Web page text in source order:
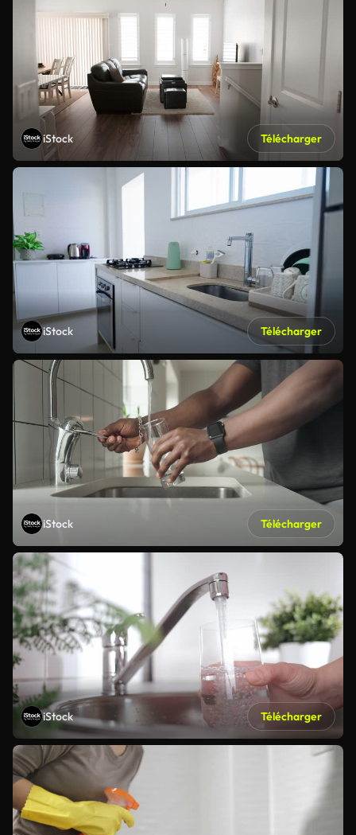
iStock Télécharger
iStock Télécharger
iStock Télécharger
iStock Télécharger